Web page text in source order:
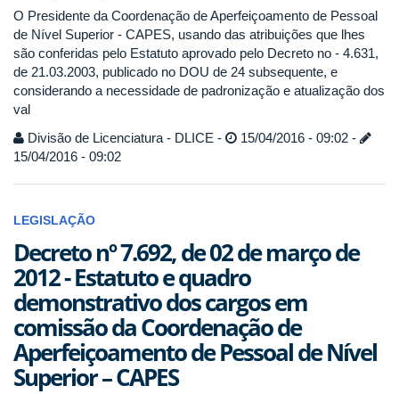
O Presidente da Coordenação de Aperfeiçoamento de Pessoal
de Nível Superior - CAPES, usando das atribuições que lhes
são conferidas pelo Estatuto aprovado pelo Decreto no - 4.631,
de 21.03.2003, publicado no DOU de 24 subsequente, e
considerando a necessidade de padronização e atualização dos
val
Divisão de Licenciatura - DLICE -
15/04/2016 - 09:02 -
15/04/2016 - 09:02
LEGISLAÇÃO
Decreto nº 7.692, de 02 de março de
2012 - Estatuto e quadro
demonstrativo dos cargos em
comissão da Coordenação de
Aperfeiçoamento de Pessoal de Nível
Superior – CAPES